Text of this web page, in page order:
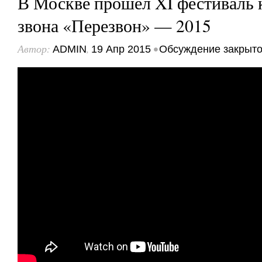
звона «Перезвон» — 2015
Автор: ADMIN, 19 Апр 2015 •Обсуждение закрыто